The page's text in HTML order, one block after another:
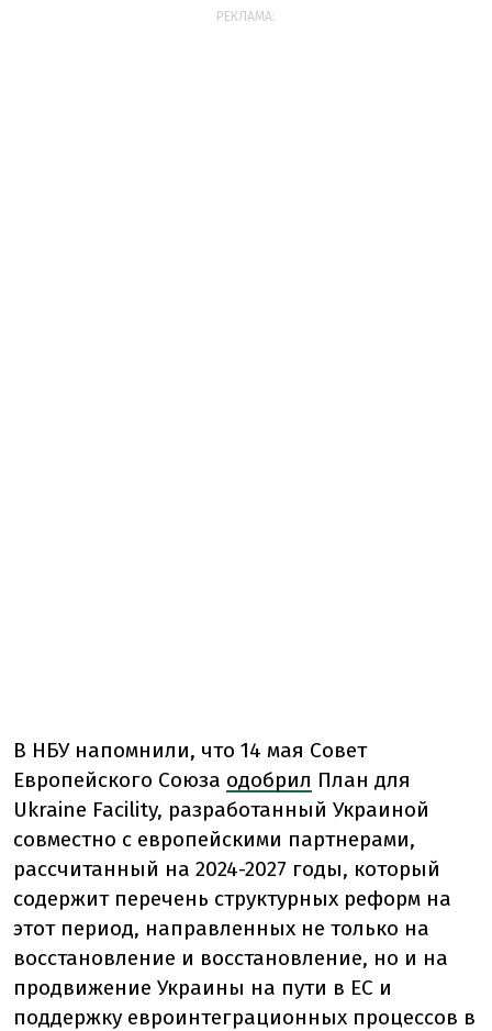
РЕКЛАМА:
В НБУ напомнили, что 14 мая Совет
Европейского Союза одобрил План для
Ukraine Facility, разработанный Украиной
совместно с европейскими партнерами,
рассчитанный на 2024-2027 годы, который
содержит перечень структурных реформ на
этот период, направленных не только на
восстановление и восстановление, но и на
продвижение Украины на пути в ЕС и
поддержку евроинтеграционных процессов в